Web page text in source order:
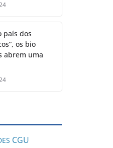
país dos
os bio
abrem uma
CGU